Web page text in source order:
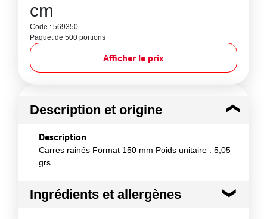
cm
Code : 569350
Paquet de 500 portions
Afficher le prix
Description et origine
Description
Carres rainés Format 150 mm Poids unitaire : 5,05
grs
Ingrédients et allergènes